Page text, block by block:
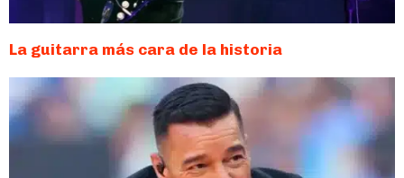
La guitarra más cara de la historia